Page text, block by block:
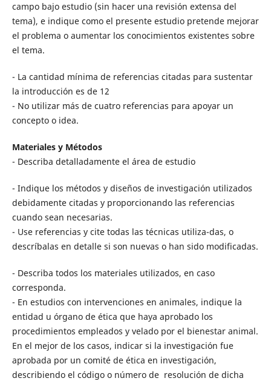
campo bajo estudio (sin hacer una revisión extensa del
tema), e indique como el presente estudio pretende mejorar
el problema o aumentar los conocimientos existentes sobre
el tema.
- La cantidad mínima de referencias citadas para sustentar
la introducción es de 12
- No utilizar más de cuatro referencias para apoyar un
concepto o idea.
Materiales y Métodos
- Describa detalladamente el área de estudio
- Indique los métodos y diseños de investigación utilizados
debidamente citadas y proporcionando las referencias
cuando sean necesarias.
- Use referencias y cite todas las técnicas utiliza-das, o
descríbalas en detalle si son nuevas o han sido modificadas.
- Describa todos los materiales utilizados, en caso
corresponda.
- En estudios con intervenciones en animales, indique la
entidad u órgano de ética que haya aprobado los
procedimientos empleados y velado por el bienestar animal.
En el mejor de los casos, indicar si la investigación fue
aprobada por un comité de ética en investigación,
describiendo el código o número de resolución de dicha